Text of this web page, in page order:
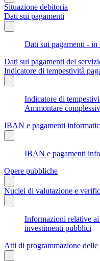
Situazione debitoria
Dati sui pagamenti
Dati sui pagamenti - in
Dati sui pagamenti del
Indicatore di tempestività
Indicatore di
Ammontare
IBAN e pagamenti
IBAN e pagamenti
Opere pubbliche
Nuclei di valutazione e
Informazioni relative
investimenti pubblici
Atti di programmazione delle